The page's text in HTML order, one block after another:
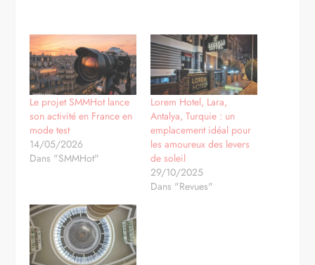
Le projet SMMHot lance
son activité en France en
mode test
14/05/2026
Dans "SMMHot"
Lorem Hotel, Lara,
Antalya, Turquie : un
emplacement idéal pour
les amoureux des levers
de soleil
29/10/2025
Dans "Revues"